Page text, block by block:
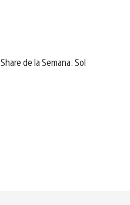
Share de la Semana: Sol